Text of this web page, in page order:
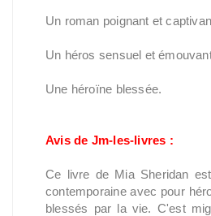
Un roman poignant et
Un héros sensuel et
Une héroïne blessée.
Avis de Jm-les-livres :
Ce livre de Mia Sheridan
contemporaine avec pour
blessés par la vie. C'est